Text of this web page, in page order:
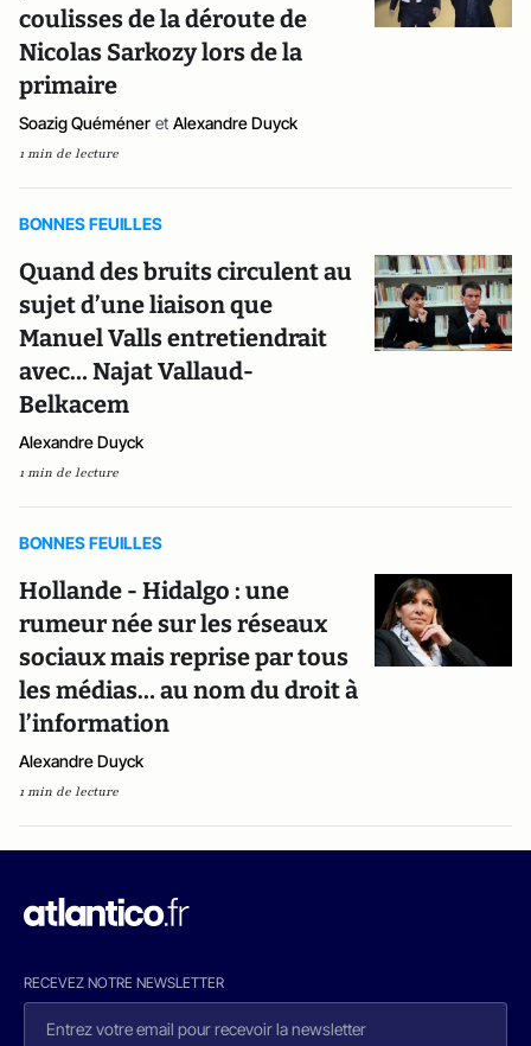
coulisses de la déroute de
Nicolas Sarkozy lors de la
primaire
Soazig Quéméner et Alexandre Duyck
1 min de lecture
BONNES FEUILLES
Quand des bruits circulent au
sujet d’une liaison que
Manuel Valls entretiendrait
avec… Najat Vallaud-
Belkacem
Alexandre Duyck
1 min de lecture
BONNES FEUILLES
Hollande - Hidalgo : une
rumeur née sur les réseaux
sociaux mais reprise par tous
les médias… au nom du droit à
l’information
Alexandre Duyck
1 min de lecture
RECEVEZ NOTRE NEWSLETTER